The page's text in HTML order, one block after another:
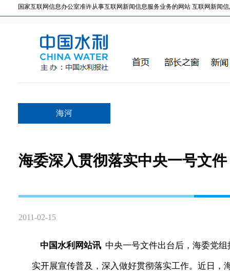
国家互联网信息办公室准许从事互联网新闻信息服务业务的网站 互联网新闻信
海河
海委深入贯彻落实中央一号文件
2011-02-15
中国水利网站讯 中央一号文件出台后，海委党
实开展宣传普及，深入做好贯彻落实工作。近日，